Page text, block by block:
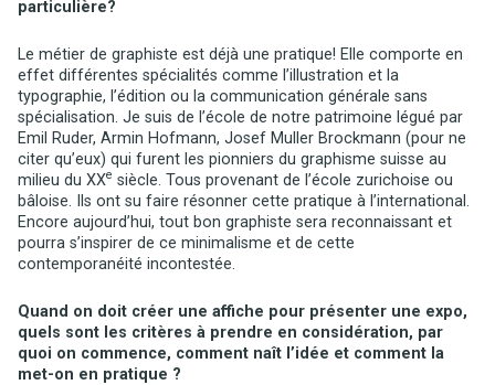
particulière?
Le métier de graphiste est déjà une pratique! Elle comporte en
effet différentes spécialités comme l’illustration et la
typographie, l’édition ou la communication générale sans
spécialisation. Je suis de l’école de notre patrimoine légué par
Emil Ruder, Armin Hofmann, Josef Muller Brockmann (pour ne
citer qu’eux) qui furent les pionniers du graphisme suisse au
milieu du XXe siècle. Tous provenant de l’école zurichoise ou
bâloise. Ils ont su faire résonner cette pratique à l’international.
Encore aujourd’hui, tout bon graphiste sera reconnaissant et
pourra s’inspirer de ce minimalisme et de cette
contemporanéité incontestée.
Quand on doit créer une affiche pour présenter une expo,
quels sont les critères à prendre en considération, par
quoi on commence, comment naît l’idée et comment la
met-on en pratique ?